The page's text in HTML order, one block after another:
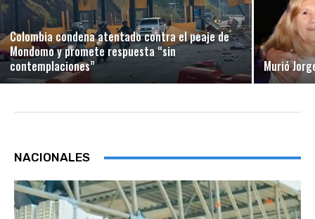
Colombia condena atentado contra el peaje de
Mondomo y promete respuesta “sin
contemplaciones”
Murió
NACIONALES